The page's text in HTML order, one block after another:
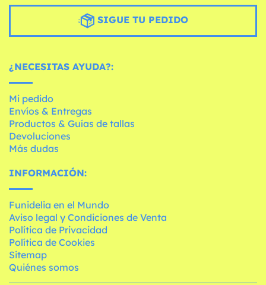
SIGUE TU PEDIDO
¿NECESITAS AYUDA?:
Mi pedido
Envíos & Entregas
Productos & Guías de tallas
Devoluciones
Más dudas
INFORMACIÓN:
Funidelia en el Mundo
Aviso legal y Condiciones de Venta
Política de Privacidad
Política de Cookies
Sitemap
Quiénes somos